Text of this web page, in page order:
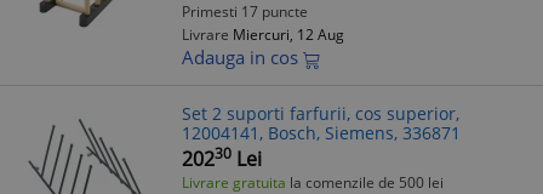
Primesti 17 puncte
Livrare Miercuri, 12 Aug
Adauga in cos
Set 2 suporti farfurii, cos superior,
12004141, Bosch, Siemens, 336871
20230 Lei
Livrare gratuita la comenzile de 500 lei